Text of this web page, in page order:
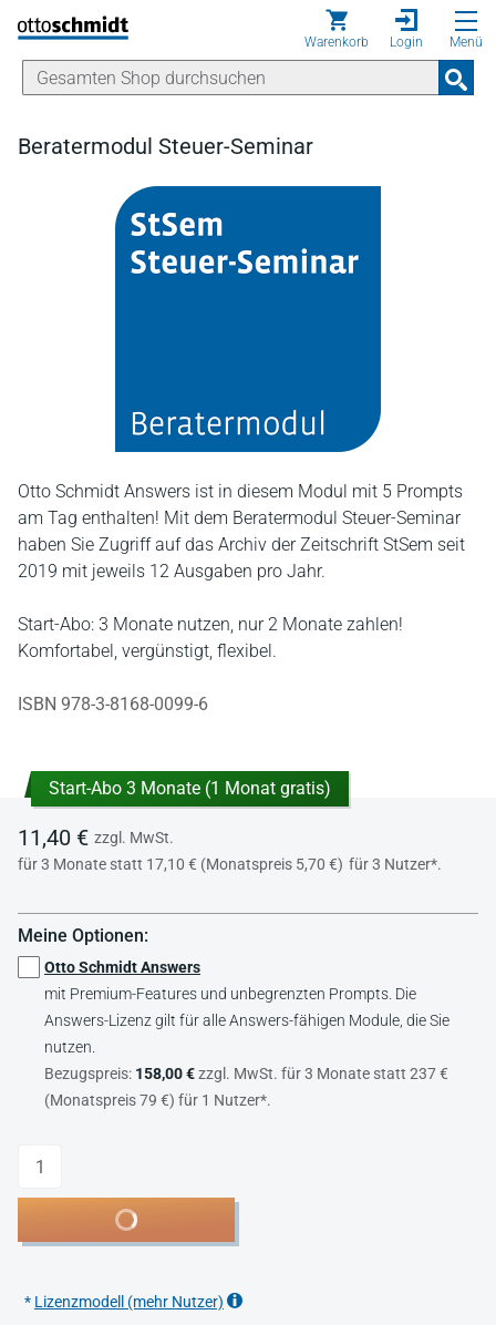
Direkt zum Inhalt
Warenkorb Login Menü
Beratermodul Steuer-Seminar
Otto Schmidt Answers ist in diesem Modul mit 5 Prompts
am Tag enthalten! Mit dem Beratermodul Steuer-Seminar
haben Sie Zugriff auf das Archiv der Zeitschrift StSem seit
2019 mit jeweils 12 Ausgaben pro Jahr.
Start-Abo: 3 Monate nutzen, nur 2 Monate zahlen!
Komfortabel, vergünstigt, flexibel.
ISBN 978-3-8168-0099-6
Start-Abo 3 Monate (1 Monat gratis)
11,40 € zzgl. MwSt.
für 3 Monate statt 17,10 € (Monatspreis 5,70 €) für 3 Nutzer*.
Meine Optionen:
Otto Schmidt Answers
mit Premium-Features und unbegrenzten Prompts. Die
Answers-Lizenz gilt für alle Answers-fähigen Module, die Sie
nutzen.
Bezugspreis: 158,00 €zzgl. MwSt. für 3 Monate statt 237 €
(Monatspreis 79 €) für 1 Nutzer*.
Anzahl
In den Warenkorb
* Lizenzmodell (mehr Nutzer)